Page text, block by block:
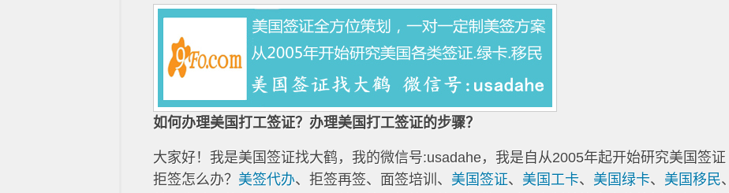
如何办理美国打工签证？办理美国打工签证的步骤？
大家好！我是美国签证找大鹤，我的微信号:usadahe，我是自从2005年起开始研究美国签证
拒签怎么办？ 美签代办、拒签再签、面签培训、 美国签证、 美国工卡、 美国绿卡、 美国移民、